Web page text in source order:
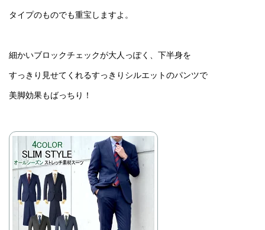
タイプのものでも重宝しますよ。
細かいブロックチェックが大人っぽく、下半身を
すっきり見せてくれるすっきりシルエットのパンツで
美脚効果もばっちり！